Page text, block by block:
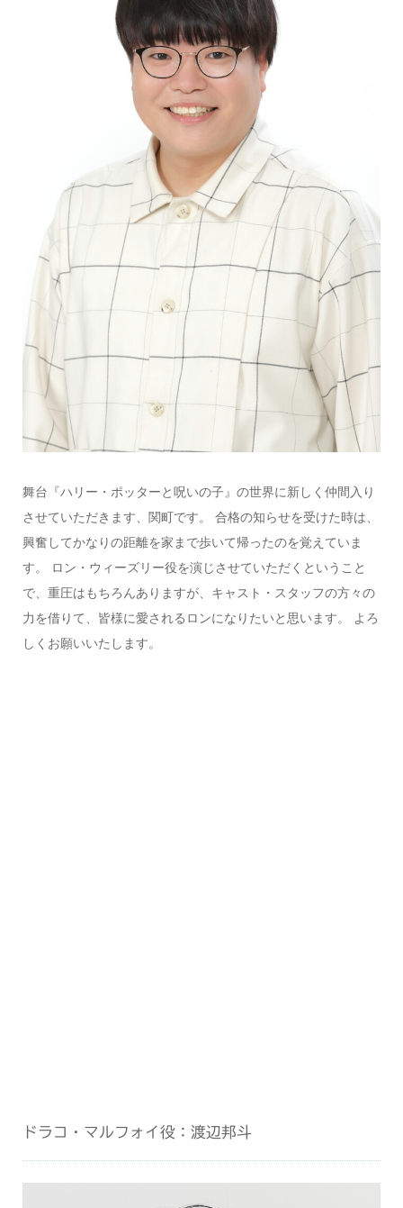
舞台『ハリー・ポッターと呪いの子』の世界に新しく仲間入り
させていただきます、関町です。 合格の知らせを受けた時は、
興奮してかなりの距離を家まで歩いて帰ったのを覚えていま
す。 ロン・ウィーズリー役を演じさせていただくということ
で、重圧はもちろんありますが、キャスト・スタッフの方々の
力を借りて、皆様に愛されるロンになりたいと思います。 よろ
しくお願いいたします。
ドラコ・マルフォイ役：渡辺邦斗